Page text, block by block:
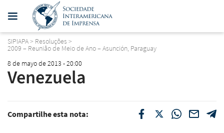
SIPIAPA> Resoluções >
2009 – Reunião de Meio de Ano – Asunción, Paraguay
8 de mayo de 2013 - 20:00
Venezuela
Compartilhe esta nota: